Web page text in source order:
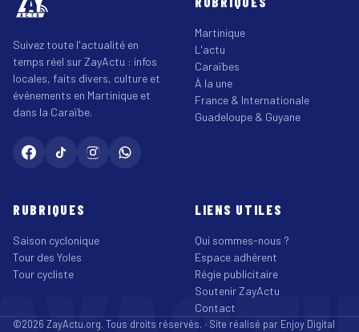
Suivez toute l'actualité en
temps réel sur ZayActu : infos
locales, faits divers, culture et
événements en Martinique et
dans la Caraïbe.
Martinique
L'actu
Caraïbes
À la une
France & Internationale
Guadeloupe & Guyane
RUBRIQUES
Saison cyclonique
Tour des Yoles
Tour cycliste
LIENS UTILES
Qui sommes-nous ?
Espace adhérent
Régie publicitaire
Soutenir ZayActu
Contact
©2026 ZayActu.org. Tous droits réservés. · Site réalisé par Enjoy Digital